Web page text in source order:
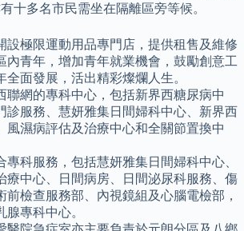
十多名市民需坐在隔離區旁等候。
設極限運動用品專門店，提供租售及維修
內青年，增加青年就業機會，鼓勵創意工
全面發展，活出精彩燦爛人生。
聯網的專科中心，包括新界西糖尿病中
診服務、慧妍雅集日間婦科中心、新界西
風濕病評估及治療中心和全關節置換中
專科服務，包括慧妍雅集日間婦科中心、
療中心、日間病房、日間泌尿科服務、傷
前檢查服務部、內視鏡組及心腦電檢部，
腺專科中心。